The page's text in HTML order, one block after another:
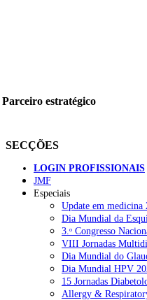
Parceiro estratégico
SECÇÕES
LOGIN PROFISSIONAIS
JMF
Especiais
Update em medicina
Dia Mundial da
3.ᵒ Congresso
VIII Jornadas
Dia Mundial do
Dia Mundial HPV
15 Jornadas
Allergy &